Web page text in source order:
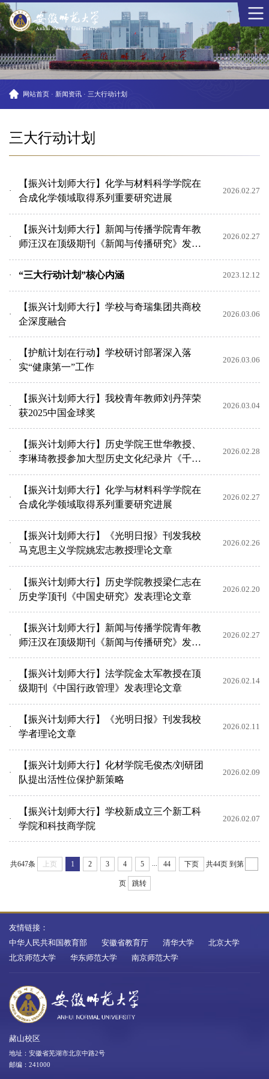
网站首页 · 新闻资讯 · 三大行动计划
三大行动计划
【振兴计划师大行】化学与材料科学学院在
合成化学领域取得系列重要研究进展
2026.02.27
【振兴计划师大行】新闻与传播学院青年教
师汪汉在顶级期刊《新闻与传播研究》发表
研究论文
2026.02.27
“三大行动计划”核心内涵 2023.12.12
【振兴计划师大行】学校与奇瑞集团共商校
企深度融合
2026.03.06
【护航计划在行动】学校研讨部署深入落
实“健康第一”工作
2026.03.06
【振兴计划师大行】我校青年教师刘丹萍荣
获2025中国金球奖
2026.03.04
【振兴计划师大行】历史学院王世华教授、
李琳琦教授参加大型历史文化纪录片《千年
徽州》录制
2026.02.28
【振兴计划师大行】化学与材料科学学院在
合成化学领域取得系列重要研究进展
2026.02.27
【振兴计划师大行】《光明日报》刊发我校
马克思主义学院姚宏志教授理论文章
2026.02.26
【振兴计划师大行】历史学院教授梁仁志在
历史学顶刊《中国史研究》发表理论文章
2026.02.20
【振兴计划师大行】新闻与传播学院青年教
师汪汉在顶级期刊《新闻与传播研究》发表
研究论文
2026.02.27
【振兴计划师大行】法学院金太军教授在顶
级期刊《中国行政管理》发表理论文章
2026.02.14
【振兴计划师大行】《光明日报》刊发我校
学者理论文章
2026.02.11
【振兴计划师大行】化材学院毛俊杰/刘研团
队提出活性位保护新策略
2026.02.09
【振兴计划师大行】学校新成立三个新工科
学院和科技商学院
2026.02.07
共647条 上页 1 2 3 4 5 ... 44 下页 共44页 到第
页 跳转
友情链接：
中华人民共和国教育部
安徽省教育厅 清华大学
北京大学
北京师范大学
华东师范大学 南京师范大学
赭山校区
地址：安徽省芜湖市北京中路2号
邮编：241000